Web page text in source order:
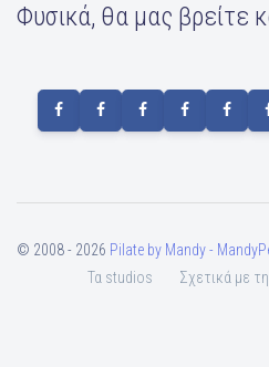
Φυσικά, θα μας βρείτε
© 2008 - 2026 Pilate by Mandy -
Τα studios
Σχετικά με